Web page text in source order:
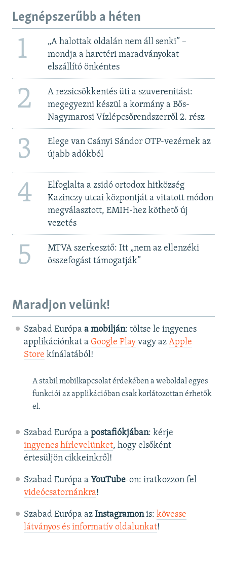
Legnépszerűbb a héten
1
„A halottak oldalán nem áll senki” –
mondja a harctéri maradványokat
elszállító önkéntes
2
A rezsicsökkentés üti a szuverenitást:
megegyezni készül a kormány a Bős-
Nagymarosi Vízlépcsőrendszerről 2. rész
3
Elege van Csányi Sándor OTP-vezérnek az
újabb adókból
4
Elfoglalta a zsidó ortodox hitközség
Kazinczy utcai központját a vitatott módon
megválasztott, EMIH-hez köthető új
vezetés
5
MTVA szerkesztő: Itt „nem az ellenzéki
összefogást támogatják”
Maradjon velünk!
Szabad Európa a mobilján: töltse le ingyenes
applikációnkat a Google Playvagy az Apple
Store kínálatából!
A stabil mobilkapcsolat érdekében a weboldal egyes
funkciói az applikációban csak korlátozottan érhetők
el.
Szabad Európa a postafiókjában: kérje
ingyenes hírlevelünket, hogy elsőként
értesüljön cikkeinkről!
Szabad Európa a YouTube-on: iratkozzon fel
videócsatornánkra!
Szabad Európa az Instagramonis: kövesse
látványos és informatív oldalunkat! ​